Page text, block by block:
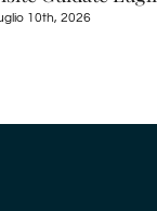
10th, 2026